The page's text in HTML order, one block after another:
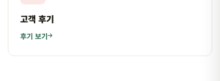
고객 후기
후기 보기